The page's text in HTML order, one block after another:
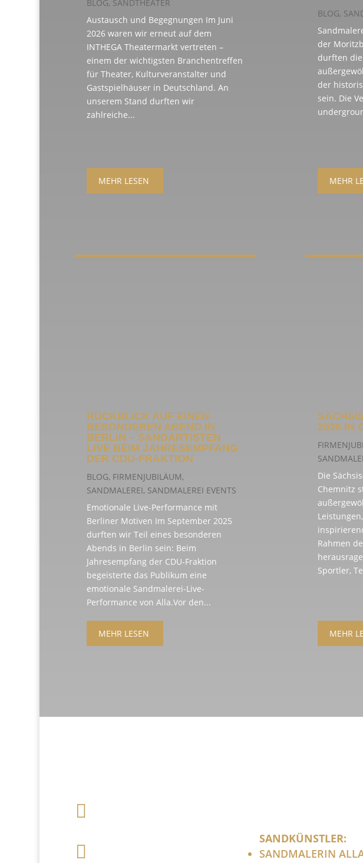
BLOG, SANDTHEATER
Austausch und Begegnungen Im Juni
2026 waren wir erneut auf dem
INTHEGA Theatermarkt vertreten –
einem der wichtigsten Branchentreffen
für Theater, Kulturveranstalter und
Gastspielhäuser in Deutschland. An
unserem Stand durften wir
zahlreiche...
MEHR LESEN
RÜCKBLICK AUF EINEN
BESONDEREN ABEND IN
BERLIN – SANDARTISTEN
LIVE BEIM JAHRESEMPFANG
DER CDU-FRAKTION
BLOG, FIRMENJUBILÄUM,
SANDMALEREI, SANDMALEREI EVENTS
Emotionale Live-Performance mit
Berliner Motiven Im September 2025
durften wir Teil eines besonderen
Abends in Berlin sein: Beim
Jahresempfang der CDU-Fraktion
begeisterte das Publikum eine
emotionale Sandmalerei-Live-
Performance von Alla.Vor den...
MEHR LESEN
BLOG,
der
durften
der
sein. Die
MEHR
2026 IN
Die
Chemnitz
Rahmen
Sportler,
MEHR


SANDKÜNSTLER:
SANDMALERIN